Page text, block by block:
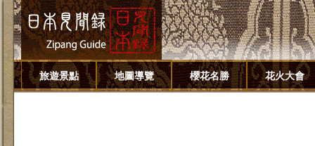
旅遊景點 地圖導覽 櫻花名勝 花火大會